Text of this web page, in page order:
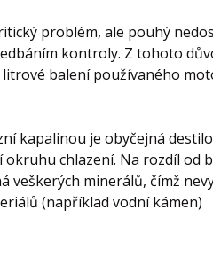
problém, ale pouhý
kontroly. Z tohoto
balení používaného
kapalinou je obyčejná
chlazení. Na rozdíl od
veškerých minerálů, čímž
(například vodní kámen)